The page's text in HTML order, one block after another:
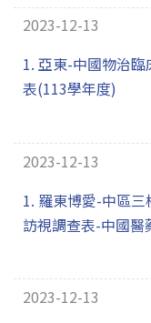
2023-12-13
1. 亞東-中國物治
表(113學年度)
2023-12-13
1. 羅東博愛-中區
訪視調查表-中國醫
2023-12-13